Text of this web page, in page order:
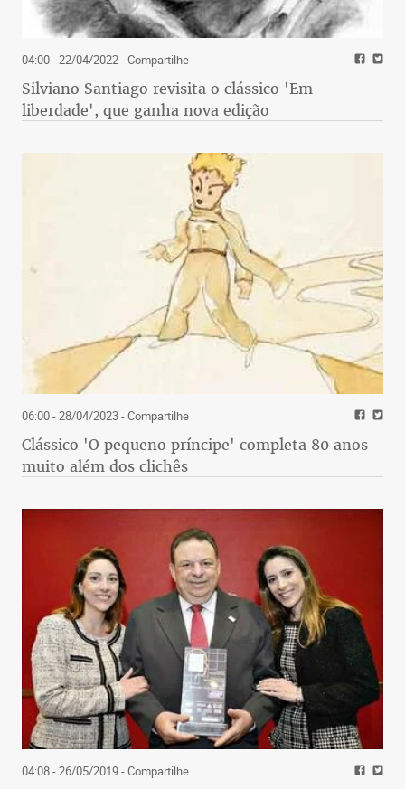
04:00 - 22/04/2022- Compartilhe
Silviano Santiago revisita o clássico 'Em
liberdade', que ganha nova edição
06:00 - 28/04/2023- Compartilhe
Clássico 'O pequeno príncipe' completa 80 anos
muito além dos clichês
04:08 - 26/05/2019- Compartilhe